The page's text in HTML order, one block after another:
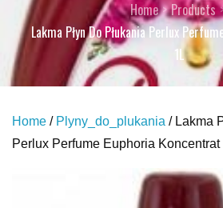
Home
Products
Lakma Płyn Do Płukania Perlux
1L
Home / Plyny_do_plukania / Lakma
Perlux Perfume Euphoria Koncentrat